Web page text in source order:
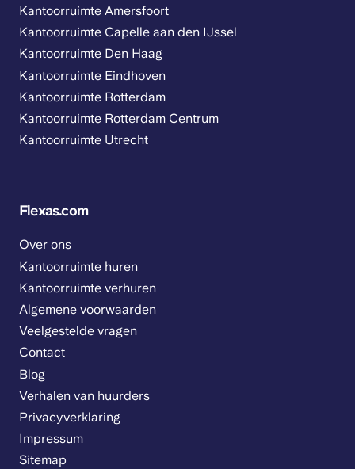
Kantoorruimte Amersfoort
Kantoorruimte Capelle aan den IJssel
Kantoorruimte Den Haag
Kantoorruimte Eindhoven
Kantoorruimte Rotterdam
Kantoorruimte Rotterdam Centrum
Kantoorruimte Utrecht
Flexas.com
Over ons
Kantoorruimte huren
Kantoorruimte verhuren
Algemene voorwaarden
Veelgestelde vragen
Contact
Blog
Verhalen van huurders
Privacyverklaring
Impressum
Sitemap